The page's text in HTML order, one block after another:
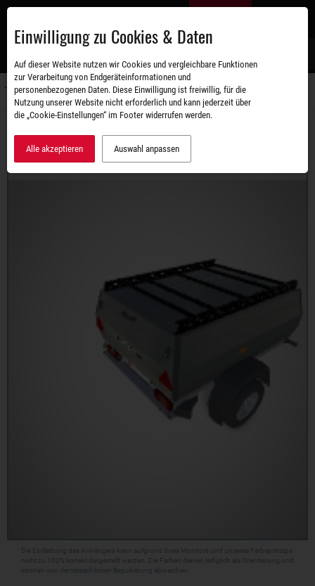
Zum
RETRO ADVANCED 850 DELUXE
Die Einfärbung des Anhängers kann aufgrund Ihres Monitors und unseres Färbeprinzips
nicht zu 100% korrekt dargestellt werden. Die Farben dienen lediglich als Orientierung und
können von der tatsächlichen Bepulverung abweichen.
Einwilligung zu Cookies & Daten
Auf dieser Website nutzen wir Cookies und vergleichbare Funktionen
zur Verarbeitung von Endgeräteinformationen und
personenbezogenen Daten. Diese Einwilligung ist freiwillig, für die
Nutzung unserer Website nicht erforderlich und kann jederzeit über
die „Cookie-Einstellungen“ im Footer widerrufen werden.
Alle akzeptieren Auswahl anpassen